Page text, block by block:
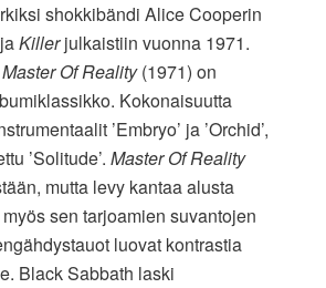
shokkibändi Alice Cooperin
jaKillerjulkaistiin vuonna 1971.
Master Of Reality(1971) on
Kokonaisuutta
’Embryo’ ja ’Orchid’,
’Solitude’.Master Of Reality
mutta levy kantaa alusta
sen tarjoamien suvantojen
luovat kontrastia
Black Sabbath laski